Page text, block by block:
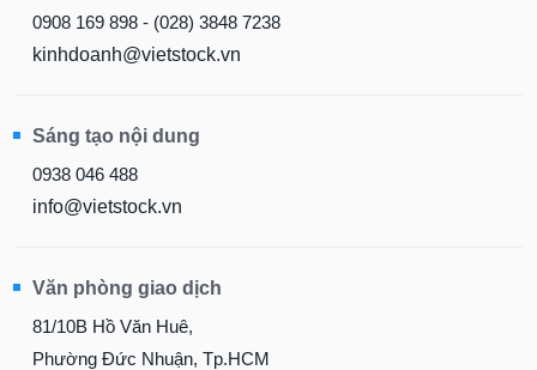
0908 169 898 - (028) 3848 7238
kinhdoanh@vietstock.vn
Sáng tạo nội dung
0938 046 488
info@vietstock.vn
Văn phòng giao dịch
81/10B Hồ Văn Huê,
Phường Đức Nhuận, Tp.HCM